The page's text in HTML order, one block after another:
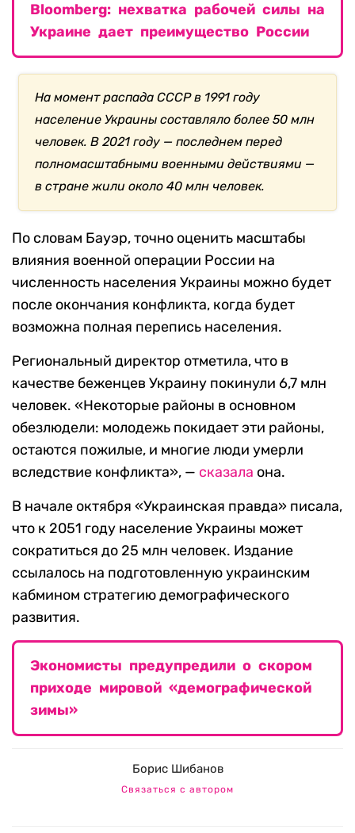
Bloomberg: нехватка рабочей силы на
Украине дает преимущество России
На момент распада СССР в 1991 году
население Украины составляло более 50 млн
человек. В 2021 году — последнем перед
полномасштабными военными действиями —
в стране жили около 40 млн человек.
По словам Бауэр, точно оценить масштабы
влияния военной операции России на
численность населения Украины можно будет
после окончания конфликта, когда будет
возможна полная перепись населения.
Региональный директор отметила, что в
качестве беженцев Украину покинули 6,7 млн
человек. «Некоторые районы в основном
обезлюдели: молодежь покидает эти районы,
остаются пожилые, и многие люди умерли
вследствие конфликта», — сказала она.
В начале октября «Украинская правда» писала,
что к 2051 году население Украины может
сократиться до 25 млн человек. Издание
ссылалось на подготовленную украинским
кабмином стратегию демографического
развития.
Экономисты предупредили о скором
приходе мировой «демографической
зимы»
Борис Шибанов
Связаться с автором